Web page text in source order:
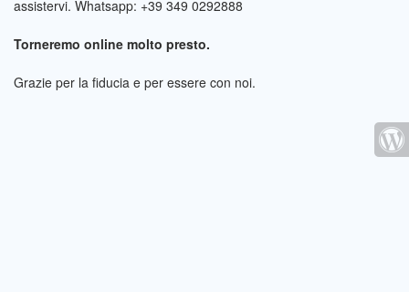
assistervi. Whatsapp: +39 349 0292888
Torneremo online molto presto.
Grazie per la fiducia e per essere con noi.